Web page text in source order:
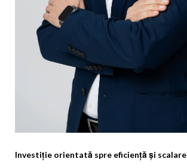
Investiție orientată spre eficiență și scalare